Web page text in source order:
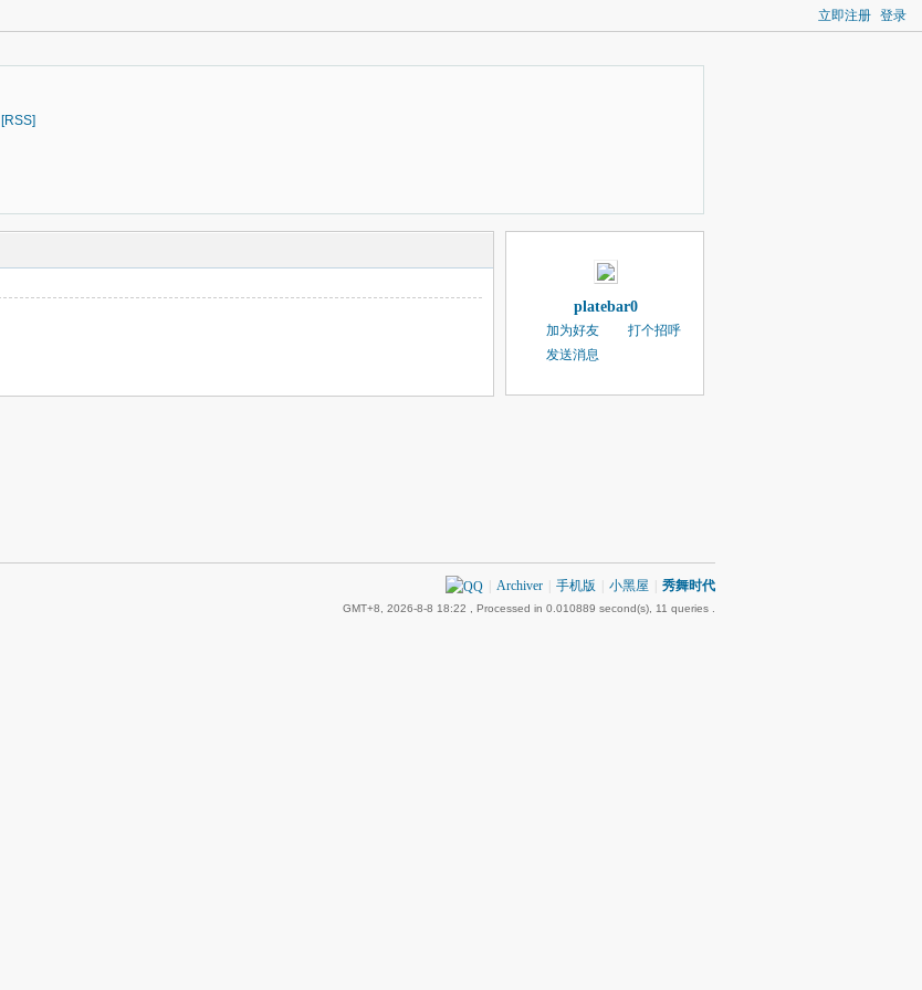
立即注册 登录
[RSS]
platebar0
加为好友
打个招呼
发送消息
Archiver 手机版 小黑屋 秀舞时代
GMT+8, 2026-8-8 18:22 , Processed in 0.010889 second(s), 11 queries .